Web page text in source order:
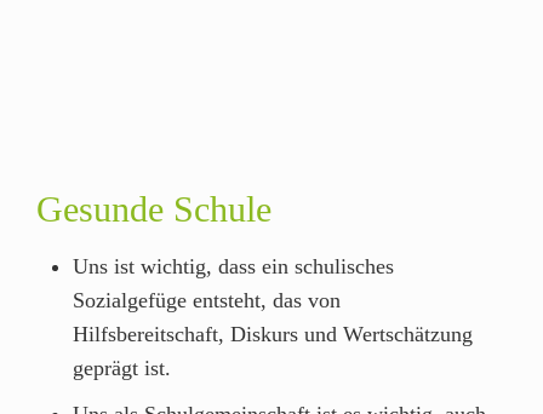
Gesunde Schule
Uns ist wichtig, dass ein schulisches
Sozialgefüge entsteht, das von
Hilfsbereitschaft, Diskurs und Wertschätzung
geprägt ist.